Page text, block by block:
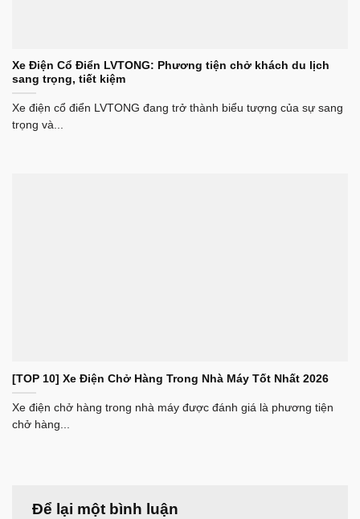
Xe Điện Cổ Điển LVTONG: Phương tiện chở khách du lịch
sang trọng, tiết kiệm
Xe điện cổ điển LVTONG đang trở thành biểu tượng của sự sang
trọng và...
[TOP 10] Xe Điện Chở Hàng Trong Nhà Máy Tốt Nhất 2026
Xe điện chở hàng trong nhà máy được đánh giá là phương tiện
chở hàng...
Để lại một bình luận